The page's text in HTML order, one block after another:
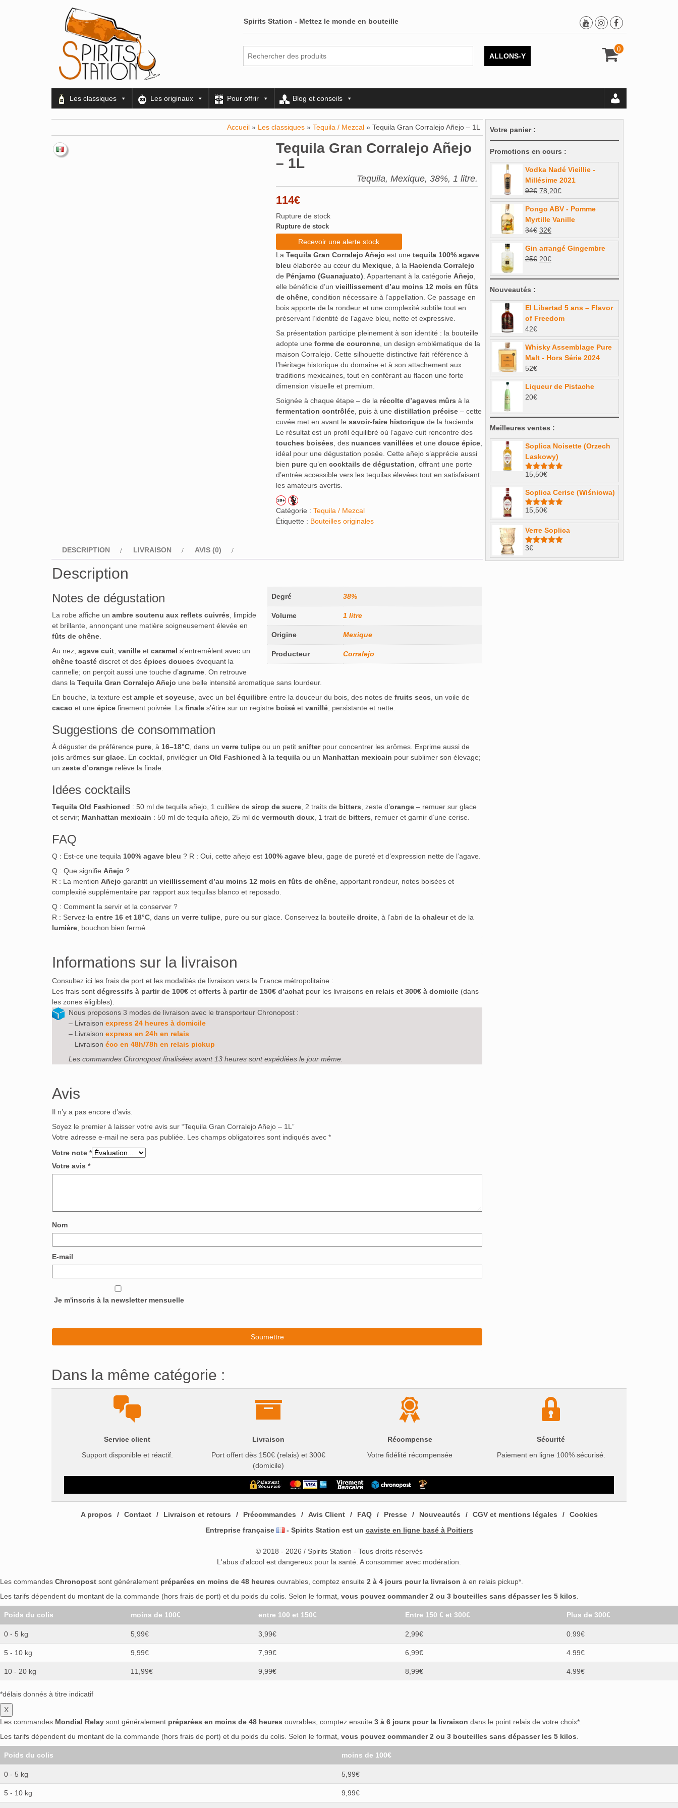
Spirits Station - Mettez le monde en bouteille
0
ALLONS-Y
Les classiques Les originaux Pour offrir Blog et conseils
Accueil » Les classiques » Tequila / Mezcal » Tequila Gran Corralejo Añejo – 1L
Tequila Gran Corralejo Añejo
– 1L
Tequila, Mexique, 38%, 1 litre.
114€
Rupture de stock
Rupture de stock
Recevoir une alerte stock
La Tequila Gran Corralejo Añejo est une tequila 100% agave
bleu élaborée au cœur du Mexique, à la Hacienda Corralejo
de Pénjamo (Guanajuato) . Appartenant à la catégorie Añejo
elle bénéficie d’un vieillissement d’au moins 12 mois en fûts
de chêne, condition nécessaire à l’appellation. Ce passage en
bois apporte de la rondeur et une complexité subtile tout en
préservant l’identité de l’agave bleu, nette et expressive.
Sa présentation participe pleinement à son identité : la bouteille
adopte une forme de couronne, un design emblématique de la
maison Corralejo. Cette silhouette distinctive fait référence à
l’héritage historique du domaine et à son attachement aux
traditions mexicaines, tout en conférant au flacon une forte
dimension visuelle et premium.
Soignée à chaque étape – de la récolte d’agaves mûrs à la
fermentation contrôlée, puis à une distillation précise– cette
cuvée met en avant le savoir-faire historiquede la hacienda.
Le résultat est un profil équilibré où l’agave cuit rencontre des
touches boisées , des nuances vanillées et une douce épice,
idéal pour une dégustation posée. Cette añejo s’apprécie aussi
bien purequ’en cocktails de dégustation , offrant une porte
d’entrée accessible vers les tequilas élevées tout en satisfaisant
les amateurs avertis.
Catégorie : Tequila / Mezcal
Étiquette : Bouteilles originales
DESCRIPTION LIVRAISON AVIS (0)
Description
Degré 38%
Volume 1 litre
Origine Mexique
Producteur Corralejo
Notes de dégustation
La robe affiche un ambre soutenu aux reflets cuivrés, limpide
et brillante, annonçant une matière soigneusement élevée en
fûts de chêne.
Au nez, agave cuit, vanille et caramel s’entremêlent avec un
chêne toasté discret et des épices douces évoquant la
cannelle; on perçoit aussi une touche d’agrume. On retrouve
dans la Tequila Gran Corralejo Añejo une belle intensité aromatique sans lourdeur.
En bouche, la texture est ample et soyeuse, avec un bel équilibre entre la douceur du bois, des notes de fruits secs, un voile de
cacao et une épice finement poivrée. La finale s’étire sur un registre boisé et vanillé, persistante et nette.
Suggestions de consommation
À déguster de préférence pure, à 16–18°C, dans un verre tulipe ou un petit snifterpour concentrer les arômes. Exprime aussi de
jolis arômes sur glace. En cocktail, privilégier un Old Fashioned à la tequila ou un Manhattan mexicain pour sublimer son élevage;
un zeste d’orange relève la finale.
Idées cocktails
Tequila Old Fashioned : 50 ml de tequila añejo, 1 cuillère de sirop de sucre, 2 traits de bitters, zeste d’orange – remuer sur glace
et servir; Manhattan mexicain : 50 ml de tequila añejo, 25 ml de vermouth doux, 1 trait de bitters, remuer et garnir d’une cerise.
FAQ
Q : Est-ce une tequila 100% agave bleu ? R : Oui, cette añejo est 100% agave bleu, gage de pureté et d’expression nette de l’agave.
Q : Que signifie Añejo ?
R : La mention Añejo garantit un vieillissement d’au moins 12 mois en fûts de chêne, apportant rondeur, notes boisées et
complexité supplémentaire par rapport aux tequilas blanco et reposado.
Q : Comment la servir et la conserver ?
R : Servez-la entre 16 et 18°C, dans un verre tulipe, pure ou sur glace. Conservez la bouteille droite, à l’abri de la chaleuret de la
lumière, bouchon bien fermé.
Informations sur la livraison
Consultez ici les frais de port et les modalités de livraison vers la France métropolitaine :
Les frais sont dégressifs à partir de 100€ et offerts à partir de 150€ d’achat pour les livraisons en relais et 300€ à domicile (dans
les zones éligibles).
Nous proposons 3 modes de livraison avec le transporteur Chronopost :
– Livraison express 24 heures à domicile
– Livraison express en 24h en relais
– Livraison éco en 48h/78h en relais pickup
Les commandes Chronopost finalisées avant 13 heures sont expédiées le jour même.
Avis
Il n’y a pas encore d’avis.
Soyez le premier à laisser votre avis sur “Tequila Gran Corralejo Añejo – 1L”
Votre adresse e-mail ne sera pas publiée.
Les champs obligatoires sont indiqués avec *
Votre note *
Votre avis *
Nom
E-mail
Je m'inscris à la newsletter mensuelle
Dans la même catégorie :
Votre panier :
Promotions en cours :
Vodka Nadé Vieillie -
Millésime 2021
92€ Le
prix
initial
était :
92€.
78,20€Le
prix
actuel
est :
Pongo ABV - Pomme
Myrtille Vanille
34€ Le
prix
initial
était :
32€Le
prix
actuel
est :
Gin arrangé Gingembre
25€ Le
initial
25€.
20€Le
actuel
20€.
Nouveautés :
El Libertad 5 ans – Flavor
of Freedom
42€
Whisky Assemblage Pure
Malt - Hors Série 2024
52€
Liqueur de Pistache
20€
Meilleures ventes :
Soplica Noisette (Orzech
Laskowy)
Note4.98
sur 5
15,50€
Soplica Cerise (Wiśniowa)
Note5.00
sur 5
15,50€
Verre Soplica
Note
sur 5
3€
Service client
Support disponible et réactif.
Livraison
Port offert dès 150€ (relais) et 300€
(domicile)
Récompense
Votre fidélité récompensée
Sécurité
Paiement en ligne 100% sécurisé.
A propos Contact Livraison et retours Précommandes Avis Client FAQ Presse Nouveautés CGV et mentions légales
Cookies
Entreprise française
- Spirits Station est un caviste en ligne basé à Poitiers
© 2018 - 2026 / Spirits Station - Tous droits réservés
L'abus d'alcool est dangereux pour la santé. A consommer avec modération.
Les commandes Chronopost sont généralement préparées en moins de 48 heures ouvrables, comptez ensuite 2 à 4 jours pour la livraison à en relais pickup*.
Les tarifs dépendent du montant de la commande (hors frais de port) et du poids du colis. Selon le format, vous pouvez commander 2 ou 3 bouteilles sans dépasser les 5 kilos
Poids du colis moins de 100€ entre 100 et 150€ Entre 150 € et 300€ Plus de 300€
0 - 5 kg 5,99€ 3,99€ 2,99€ 0.99€
5 - 10 kg 9,99€ 7,99€ 6,99€ 4.99€
10 - 20 kg 11,99€ 9,99€ 8,99€ 4.99€
*délais donnés à titre indicatif
X
Les commandes Mondial Relay sont généralement préparées en moins de 48 heures ouvrables, comptez ensuite 3 à 6 jours pour la livraison dans le point relais de votre choix*.
Les tarifs dépendent du montant de la commande (hors frais de port) et du poids du colis. Selon le format, vous pouvez commander 2 ou 3 bouteilles sans dépasser les 5 kilos
Poids du colis moins de 100€
0 - 5 kg 5,99€
5 - 10 kg 9,99€